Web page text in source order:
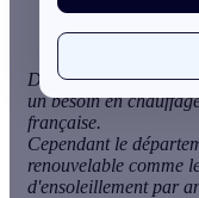
Dans le département
un besoin en
française.
Cependant le
renouvelable comme
d'ensoleillement par